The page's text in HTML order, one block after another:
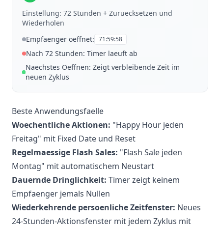
Einstellung: 72 Stunden + Zuruecksetzen und
Wiederholen
Empfaenger oeffnet: 71:59:58
Nach 72 Stunden: Timer laeuft ab
Naechstes Oeffnen: Zeigt verbleibende Zeit im
neuen Zyklus
Beste Anwendungsfaelle
Woechentliche Aktionen: "Happy Hour jeden
Freitag" mit Fixed Date und Reset
Regelmaessige Flash Sales: "Flash Sale jeden
Montag" mit automatischem Neustart
Dauernde Dringlichkeit: Timer zeigt keinem
Empfaenger jemals Nullen
Wiederkehrende persoenliche Zeitfenster: Neues
24-Stunden-Aktionsfenster mit jedem Zyklus mit